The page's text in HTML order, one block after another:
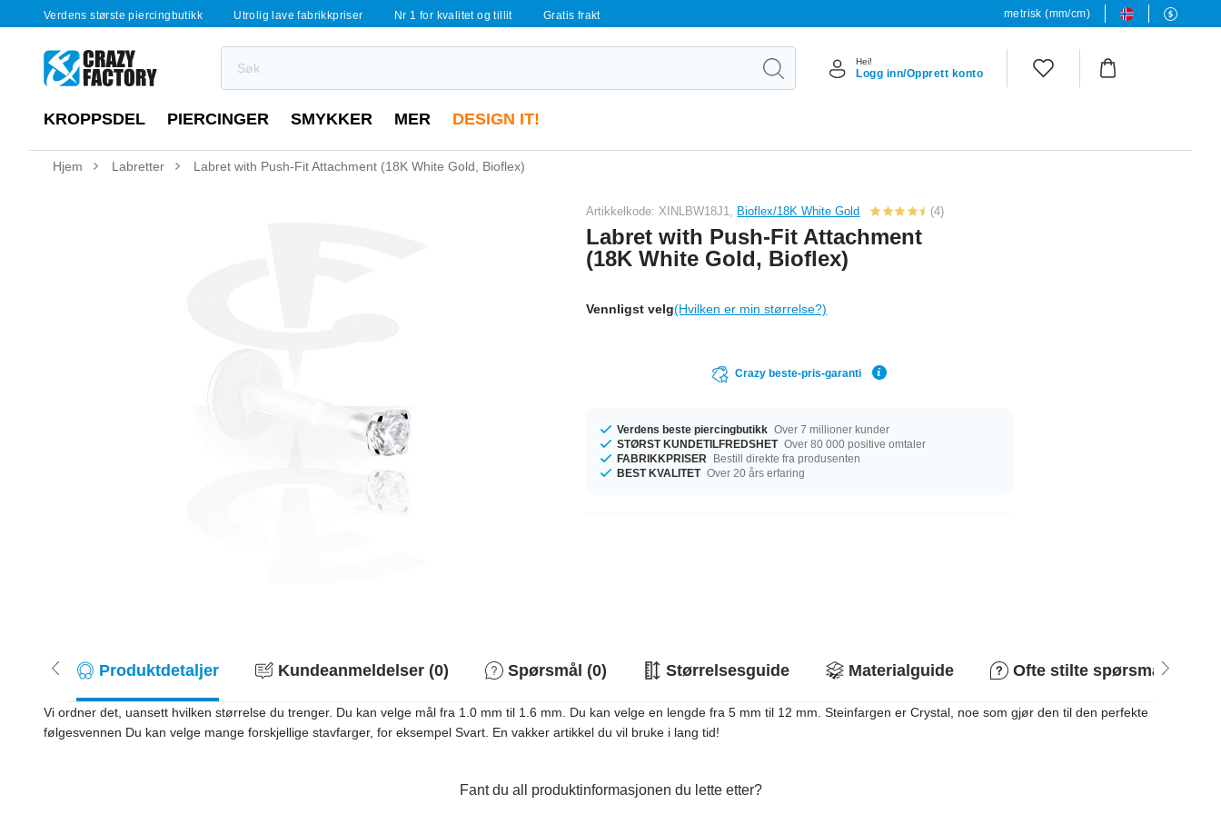
Verdens største piercingbutikk Utrolig lave fabrikkpriser Nr 1 for kvalitet og tillit Gratis frakt metrisk (mm/cm)
Hei!
Logg inn/Opprett konto
KROPPSDEL PIERCINGER SMYKKER MER DESIGN IT!
Hjem Labretter Labret with Push-Fit Attachment (18K White Gold, Bioflex)
Artikkelkode: XINLBW18J1, Bioflex/18K White Gold (4)
Labret with Push-Fit Attachment
(18K White Gold, Bioflex)
Vennligst velg(Hvilken er min størrelse?)
Crazy beste-pris-garanti
Verdens beste piercingbutikk Over 7 millioner kunder
STØRST KUNDETILFREDSHET Over 80 000 positive omtaler
FABRIKKPRISER
Bestill direkte fra produsenten
BEST KVALITET Over 20 års erfaring
Produktdetaljer Kundeanmeldelser (0) Spørsmål (0) Størrelsesguide Materialguide Ofte stilte spørsmål
Vi ordner det, uansett hvilken størrelse du trenger. Du kan velge mål fra 1.0 mm til 1.6 mm. Du kan velge en lengde fra 5 mm til 12 mm. Steinfargen er Crystal, noe som gjør den til den perfekte
følgesvennen Du kan velge mange forskjellige stavfarger, for eksempel Svart. En vakker artikkel du vil bruke i lang tid!
Fant du all produktinformasjonen du lette etter?